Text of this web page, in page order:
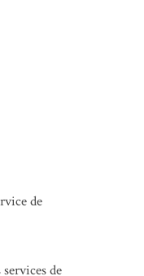
de
de